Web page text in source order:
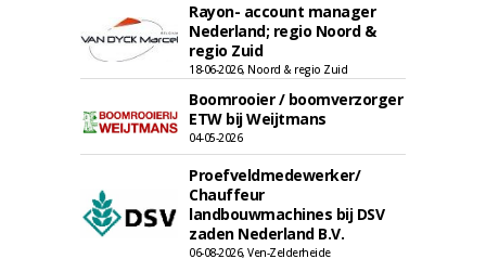
Rayon- account manager
Nederland; regio Noord &
regio Zuid
18-06-2026, Noord & regio Zuid
Boomrooier / boomverzorger
ETW bij Weijtmans
04-05-2026
Proefveldmedewerker/
Chauffeur
landbouwmachines bij DSV
zaden Nederland B.V.
06-08-2026, Ven-Zelderheide